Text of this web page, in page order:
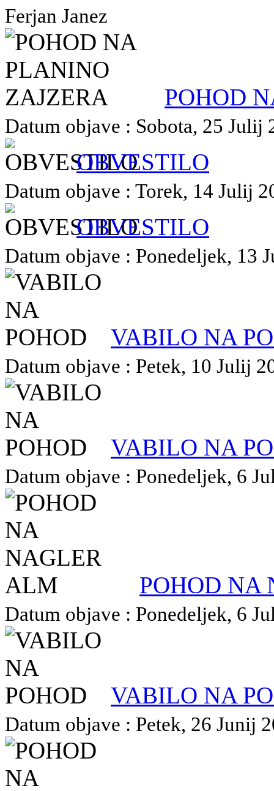
Ferjan Janez
POHOD
Datum objave : Sobota, 25 Julij
OBVESTILO
Datum objave : Torek, 14 Julij
OBVESTILO
Datum objave : Ponedeljek, 13
VABILO NA
Datum objave : Petek, 10 Julij
VABILO NA
Datum objave : Ponedeljek, 6
POHOD NA
Datum objave : Ponedeljek, 6
VABILO NA
Datum objave : Petek, 26 Junij